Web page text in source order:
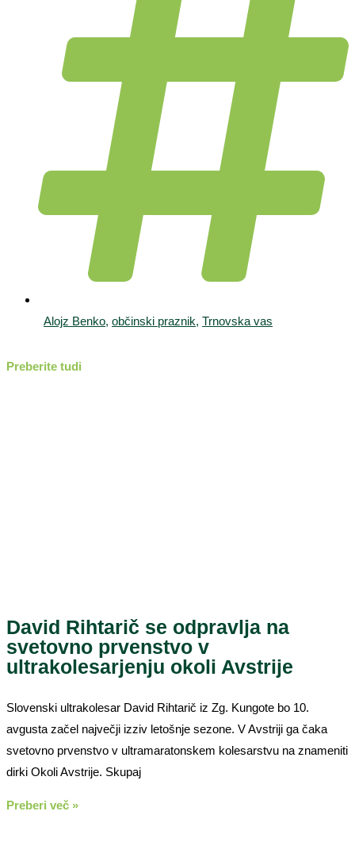
Alojz Benko, občinski praznik, Trnovska vas
Preberite tudi
David Rihtarič se odpravlja na
svetovno prvenstvo v
ultrakolesarjenju okoli Avstrije
Slovenski ultrakolesar David Rihtarič iz Zg. Kungote bo 10.
avgusta začel največji izziv letošnje sezone. V Avstriji ga čaka
svetovno prvenstvo v ultramaratonskem kolesarstvu na znameniti
dirki Okoli Avstrije. Skupaj
Preberi več »